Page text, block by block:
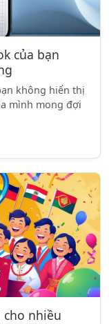
của bạn
không hiển thị
mình mong đợi
nhiều